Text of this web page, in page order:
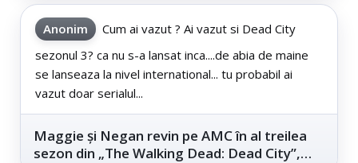
Anonim
Cum ai vazut ? Ai vazut si Dead City
sezonul 3? ca nu s-a lansat inca....de abia de maine
se lanseaza la nivel international... tu probabil ai
vazut doar serialul...
Maggie și Negan revin pe AMC în al treilea
sezon din „The Walking Dead: Dead City”,